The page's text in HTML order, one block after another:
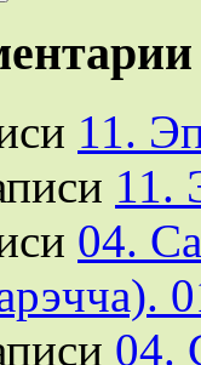
11.
11.
04.
04.